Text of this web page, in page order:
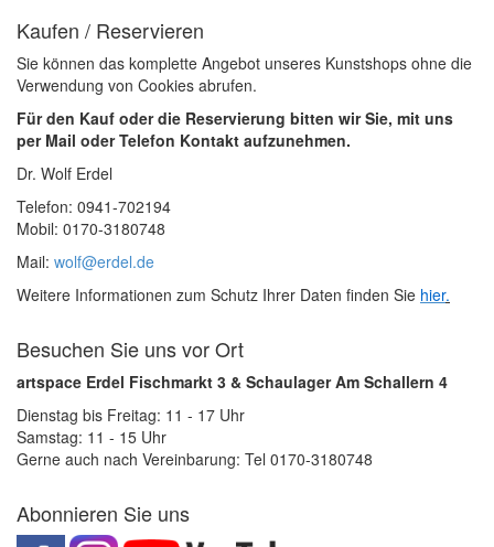
Kaufen / Reservieren
Sie können das komplette Angebot unseres Kunstshops ohne die
Verwendung von Cookies abrufen.
Für den Kauf oder die Reservierung bitten wir Sie, mit uns
per Mail oder Telefon Kontakt aufzunehmen.
Dr. Wolf Erdel
Telefon: 0941-702194
Mobil: 0170-3180748
Mail: wolf@erdel.de
Weitere Informationen zum Schutz Ihrer Daten finden Sie hier.
Besuchen Sie uns vor Ort
artspace Erdel Fischmarkt 3 & Schaulager Am Schallern 4
Dienstag bis Freitag: 11 - 17 Uhr
Samstag: 11 - 15 Uhr
Gerne auch nach Vereinbarung: Tel 0170-3180748
Abonnieren Sie uns